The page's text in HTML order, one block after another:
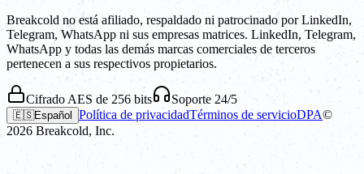
Breakcold no está afiliado, respaldado ni patrocinado por LinkedIn,
Telegram, WhatsApp ni sus empresas matrices. LinkedIn, Telegram,
WhatsApp y todas las demás marcas comerciales de terceros
pertenecen a sus respectivos propietarios.
Cifrado AES de 256 bits Soporte 24/5
🇪🇸Español Política de privacidadTérminos de servicioDPA©
2026 Breakcold, Inc.